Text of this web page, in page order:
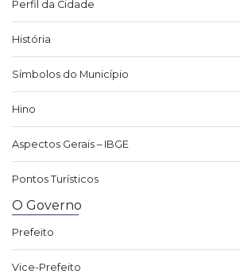
Perfil da Cidade
História
Símbolos do Município
Hino
Aspectos Gerais – IBGE
Pontos Turísticos
O Governo
Prefeito
Vice-Prefeito